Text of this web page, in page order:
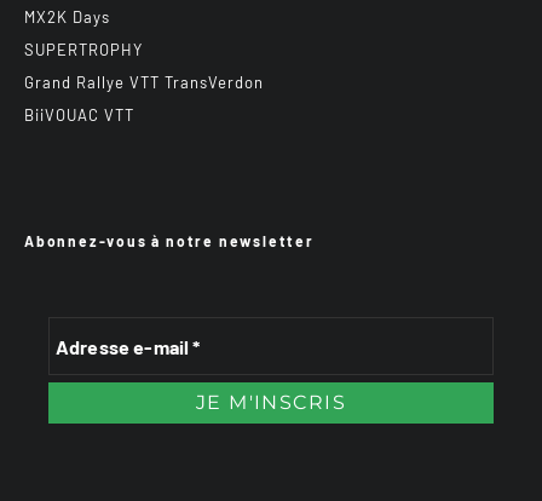
MX2K Days
SUPERTROPHY
Grand Rallye VTT TransVerdon
BiiVOUAC VTT
Abonnez-vous à notre newsletter